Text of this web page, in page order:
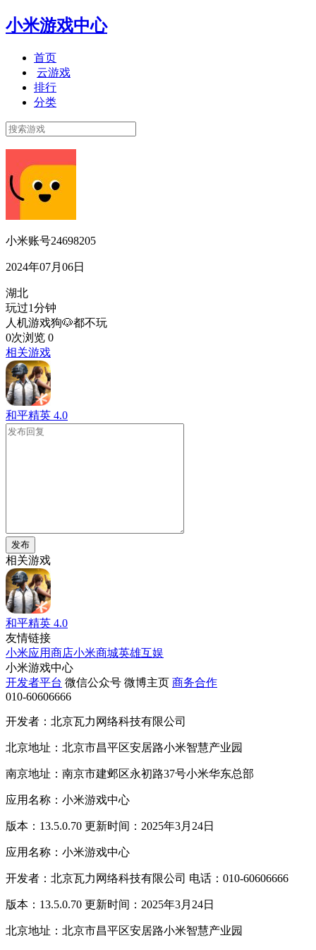
小米游戏中心
首页
云游戏
排行
分类
小米账号24698205
2024年07月06日
湖北
玩过1分钟
人机游戏狗🐶都不玩
0次浏览 0
相关游戏
和平精英 4.0
发布
相关游戏
和平精英 4.0
友情链接
小米应用商店小米商城英雄互娱
小米游戏中心
开发者平台 微信公众号 微博主页 商务合作
010-60606666
开发者：北京瓦力网络科技有限公司
北京地址：北京市昌平区安居路小米智慧产业园
南京地址：南京市建邺区永初路37号小米华东总部
应用名称：小米游戏中心
版本：13.5.0.70 更新时间：2025年3月24日
应用名称：小米游戏中心
开发者：北京瓦力网络科技有限公司 电话：010-60606666
版本：13.5.0.70 更新时间：2025年3月24日
北京地址：北京市昌平区安居路小米智慧产业园